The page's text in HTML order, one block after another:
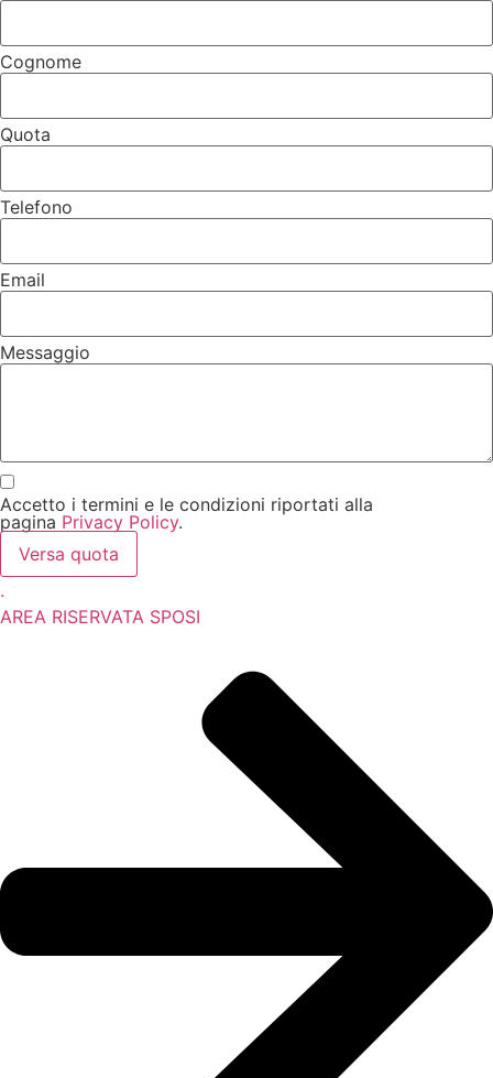
Cognome
Quota
Telefono
Email
Messaggio
Accetto i termini e le condizioni riportati alla
pagina Privacy Policy.
Versa quota
.
AREA RISERVATA SPOSI